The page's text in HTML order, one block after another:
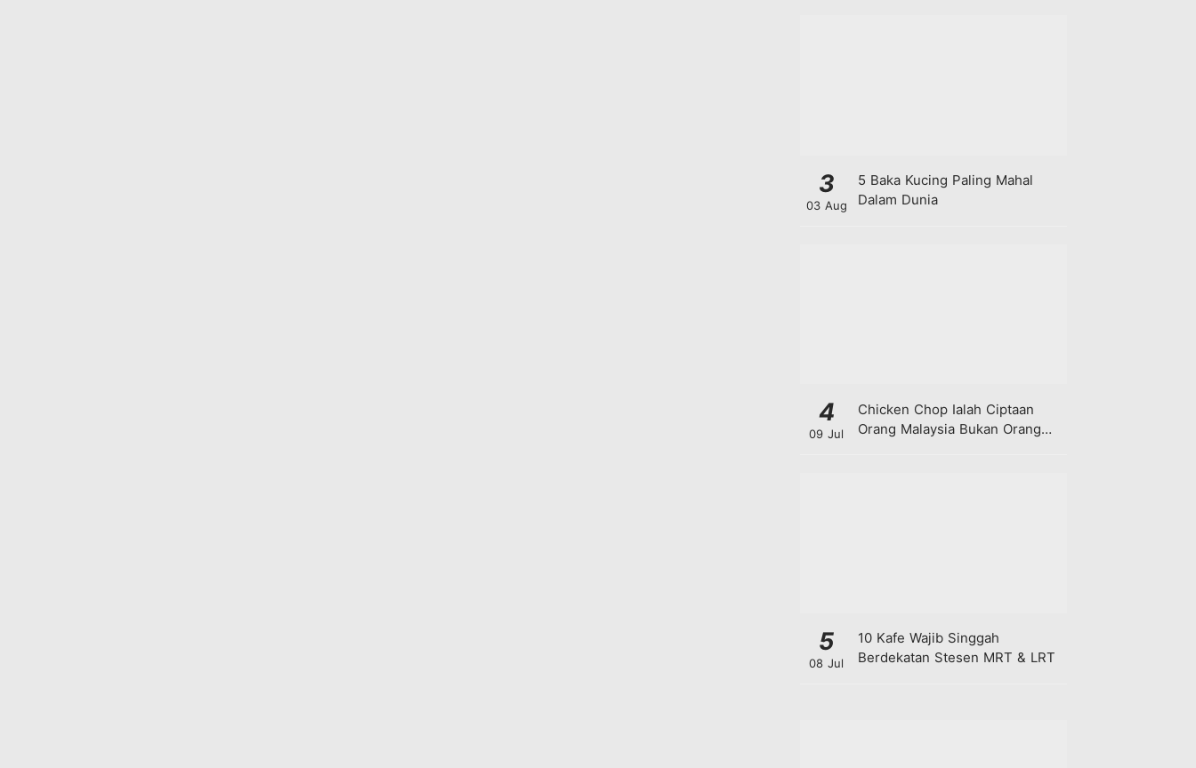
3
03 Aug
5 Baka Kucing Paling Mahal
Dalam Dunia
4
09 Jul
Chicken Chop Ialah Ciptaan
Orang Malaysia Bukan Orang
5
08 Jul
10 Kafe Wajib Singgah
Berdekatan Stesen MRT & LRT